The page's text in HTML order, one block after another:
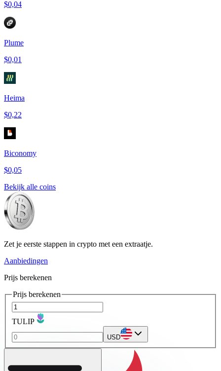
$0,04
Plume
$0,01
Heima
$0,22
Biconomy
$0,05
Bekijk alle coins
Zet je eerste stappen in crypto met een extraatje.
Aanbiedingen
Prijs berekenen
Prijs berekenen
TULIP
USD